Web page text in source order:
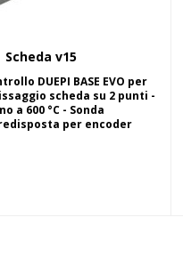
Scegli
Scheda v15
DUEPI BASE EVO per
scheda su 2 punti -
a 600 °C - Sonda
per encoder